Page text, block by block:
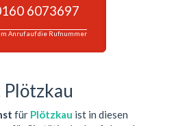
6073697
Anruf auf die Rufnummer
Plötzkau
für Plötzkau ist in diesen